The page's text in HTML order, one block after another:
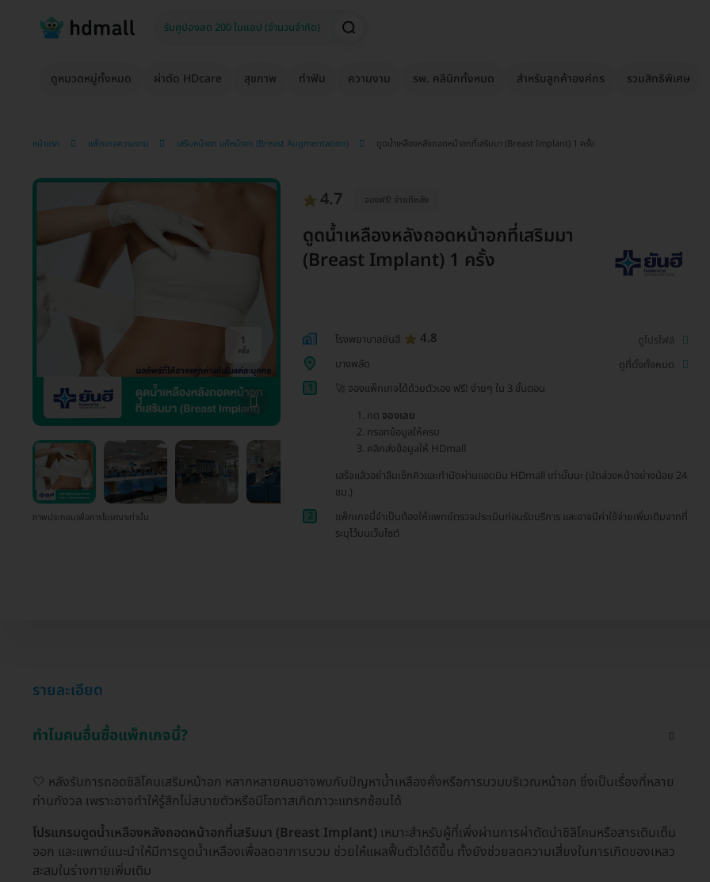
ดูหมวดหมู่ทั้งหมด ผ่าตัด HDcare สุขภาพ ทำฟัน ความงาม รพ. คลินิกทั้งหมด สำหรับลูกค้าองค์กร รวมสิทธิพิเศษ
หน้าแรก แพ็กเกจความงาม เสริมหน้าอก แก้หน้าอก (Breast Augmentation) ดูดน้ำเหลืองหลังถอดหน้าอกที่เสริมมา (Breast Implant) 1 ครั้ง
ภาพประกอบเพื่อการโฆษณาเท่านั้น
4.7 จองฟรี! จ่ายทีหลัง
ดูดน้ำเหลืองหลังถอดหน้าอกที่เสริมมา
(Breast Implant) 1 ครั้ง
โรงพยาบาลยันฮี 4.8
ดูโปรไฟล์
บางพลัด
ดูที่ตั้งทั้งหมด
1
🚀 จองแพ็กเกจได้ด้วยตัวเอง ฟรี! ง่ายๆ ใน 3 ขั้นตอน
กด จองเลย
กรอกข้อมูลให้ครบ
คลิกส่งข้อมูลให้ HDmall
เสร็จแล้วอย่าลืมเช็กคิวและทำนัดผ่านแอดมิน HDmall เท่านั้นนะ (นัดล่วงหน้าอย่างน้อย 24
ชม.)
2
แพ็กเกจนี้จำเป็นต้องให้แพทย์ตรวจประเมินก่อนรับบริการ และอาจมีค่าใช้จ่ายเพิ่มเติมจากที่
ระบุไว้บนเว็บไซต์
รายละเอียด
ทำไมคนอื่นซื้อแพ็กเกจนี้?
🤍 หลังรับการถอดซิลิโคนเสริมหน้าอก หลากหลายคนอาจพบกับปัญหาน้ำเหลืองคั่งหรือการบวมบริเวณหน้าอก ซึ่งเป็นเรื่องที่หลาย
ท่านกังวล เพราะอาจทำให้รู้สึกไม่สบายตัวหรือมีโอกาสเกิดภาวะแทรกซ้อนได้
โปรแกรมดูดน้ำเหลืองหลังถอดหน้าอกที่เสริมมา (Breast Implant) เหมาะสำหรับผู้ที่เพิ่งผ่านการผ่าตัดนำซิลิโคนหรือสารเติมเต็ม
ออก และแพทย์แนะนำให้มีการดูดน้ำเหลืองเพื่อลดอาการบวม ช่วยให้แผลฟื้นตัวได้ดีขึ้น ทั้งยังช่วยลดความเสี่ยงในการเกิดของเหลว
สะสมในร่างกายเพิ่มเติม